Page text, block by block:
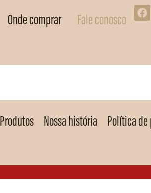
Onde comprar Fale conosco
Produtos Nossa história Política